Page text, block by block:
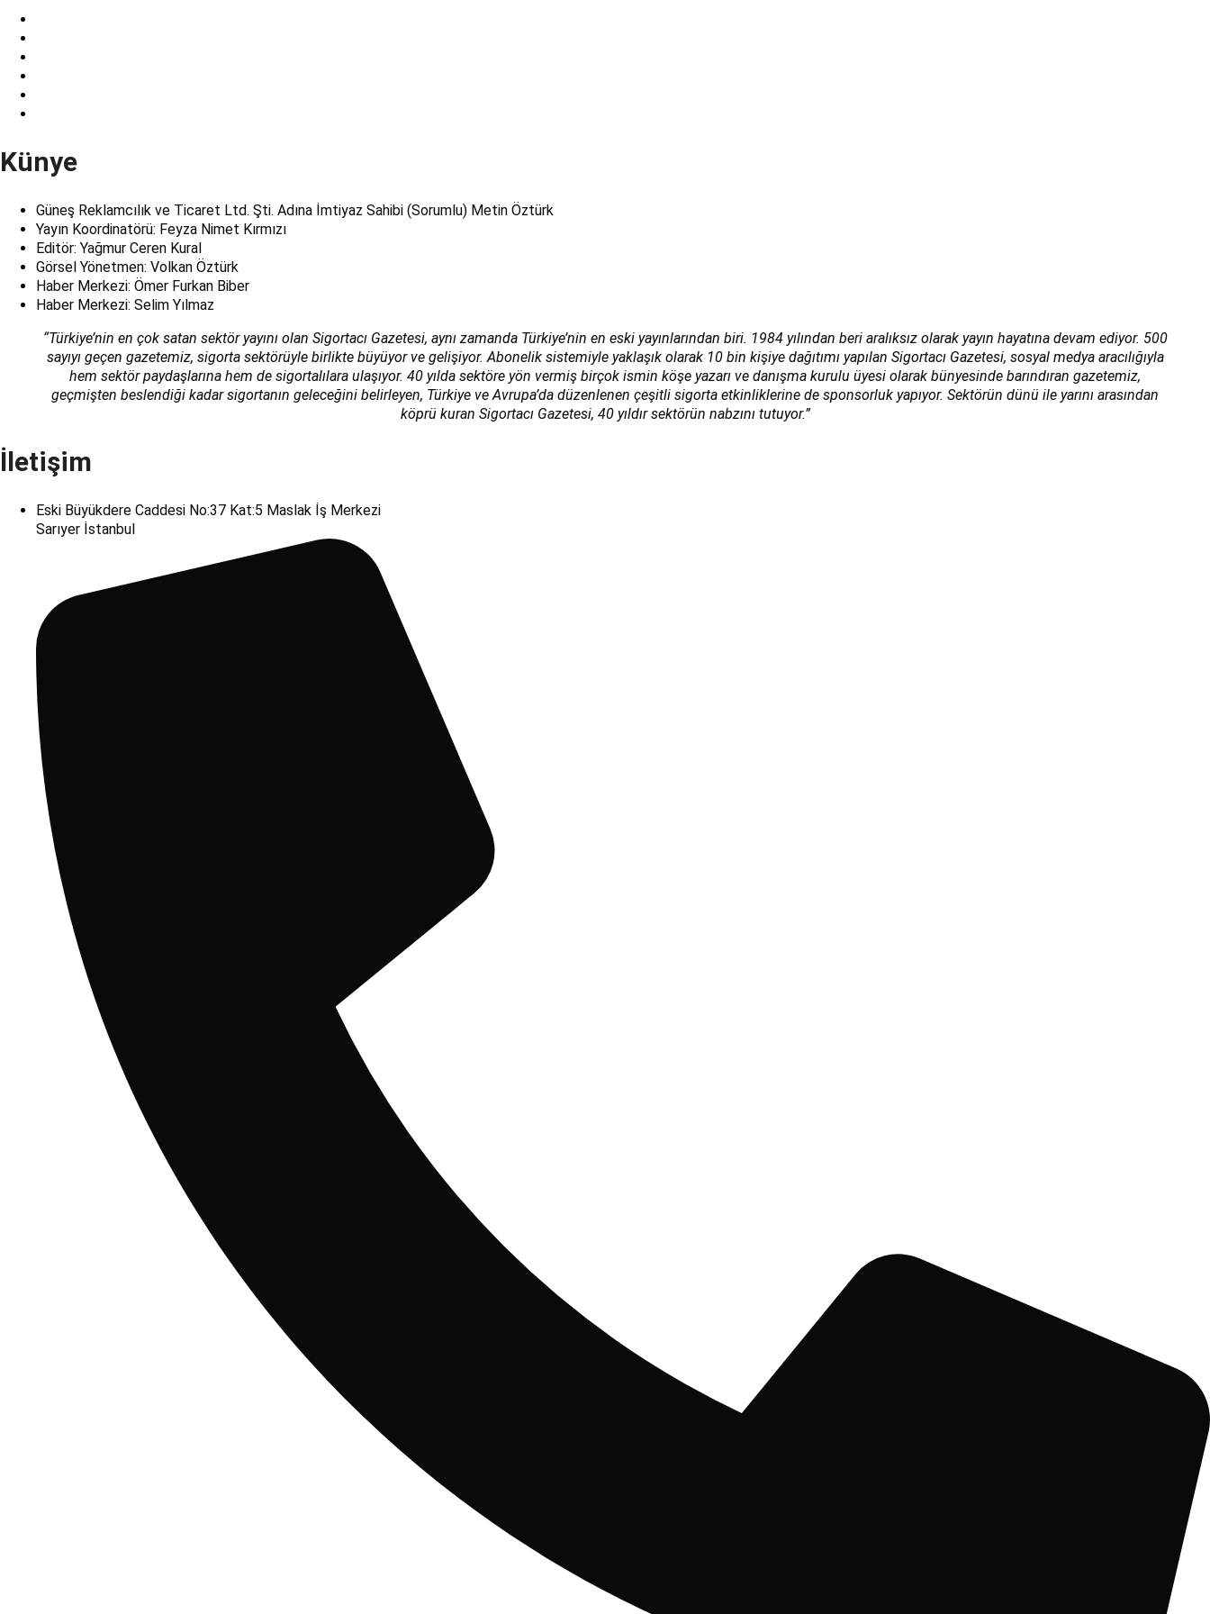
Künye
Güneş Reklamcılık ve Ticaret Ltd. Şti. Adına İmtiyaz Sahibi (Sorumlu) Metin Öztürk
Yayın Koordinatörü: Feyza Nimet Kırmızı
Editör: Yağmur Ceren Kural
Görsel Yönetmen: Volkan Öztürk
Haber Merkezi: Ömer Furkan Biber
Haber Merkezi: Selim Yılmaz
“Türkiye’nin en çok satan sektör yayını olan Sigortacı Gazetesi, aynı zamanda Türkiye’nin en eski yayınlarından biri. 1984 yılından beri aralıksız olarak yayın hayatına devam ediyor. 500
sayıyı geçen gazetemiz, sigorta sektörüyle birlikte büyüyor ve gelişiyor. Abonelik sistemiyle yaklaşık olarak 10 bin kişiye dağıtımı yapılan Sigortacı Gazetesi, sosyal medya aracılığıyla
hem sektör paydaşlarına hem de sigortalılara ulaşıyor. 40 yılda sektöre yön vermiş birçok ismin köşe yazarı ve danışma kurulu üyesi olarak bünyesinde barındıran gazetemiz,
geçmişten beslendiği kadar sigortanın geleceğini belirleyen, Türkiye ve Avrupa’da düzenlenen çeşitli sigorta etkinliklerine de sponsorluk yapıyor. Sektörün dünü ile yarını arasından
köprü kuran Sigortacı Gazetesi, 40 yıldır sektörün nabzını tutuyor.”
İletişim
Eski Büyükdere Caddesi No:37 Kat:5 Maslak İş Merkezi
Sarıyer İstanbul